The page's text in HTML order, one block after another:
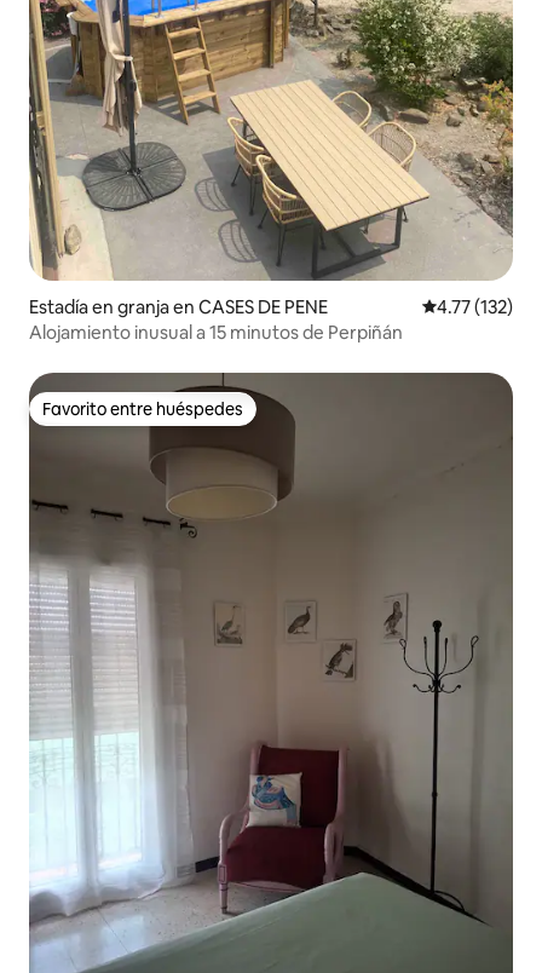
Estadía en granja en CASES DE PENE Calificación
4.77 (132)
Alojamiento inusual a 15 minutos de Perpiñán
Favorito entre huéspedes
Favorito entre huéspedes